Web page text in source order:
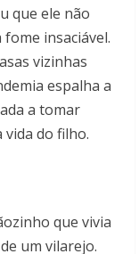
que ele não
insaciável.
vizinhas
espalha a
a tomar
vida do filho.
que vivia
um vilarejo.